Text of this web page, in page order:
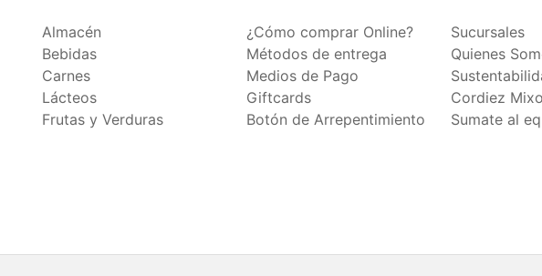
Almacén
Bebidas
Carnes
Lácteos
Frutas y Verduras
¿Cómo comprar Online?
Métodos de entrega
Medios de Pago
Giftcards
Botón de Arrepentimiento
Sucursales
Quienes
Cordiez
Sumate al